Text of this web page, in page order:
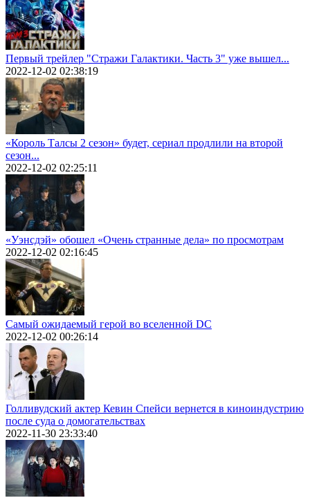
Первый трейлер "Стражи Галактики. Часть 3" уже вышел...
2022-12-02 02:38:19
«Король Талсы 2 сезон» будет, сериал продлили на второй
сезон...
2022-12-02 02:25:11
«Уэнсдэй» обошел «Очень странные дела» по просмотрам
2022-12-02 02:16:45
Самый ожидаемый герой во вселенной DC
2022-12-02 00:26:14
Голливудский актер Кевин Спейси вернется в киноиндустрию
после суда о домогательствах
2022-11-30 23:33:40